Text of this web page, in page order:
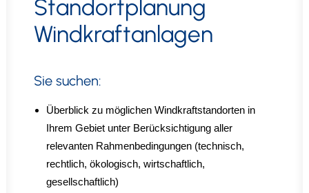
Standortplanung
Windkraftanlagen
Sie suchen:
Überblick zu möglichen Windkraftstandorten in
Ihrem Gebiet unter Berücksichtigung aller
relevanten Rahmenbedingungen (technisch,
rechtlich, ökologisch, wirtschaftlich,
gesellschaftlich)